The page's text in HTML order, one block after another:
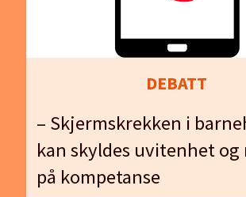
DEBATT
– Skjermskrekken i
kan skyldes uvitenhet og
på kompetanse